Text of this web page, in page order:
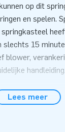
op dit
en spelen.
slechts 15
blower,
handleiding.
en garantie
Lees meer